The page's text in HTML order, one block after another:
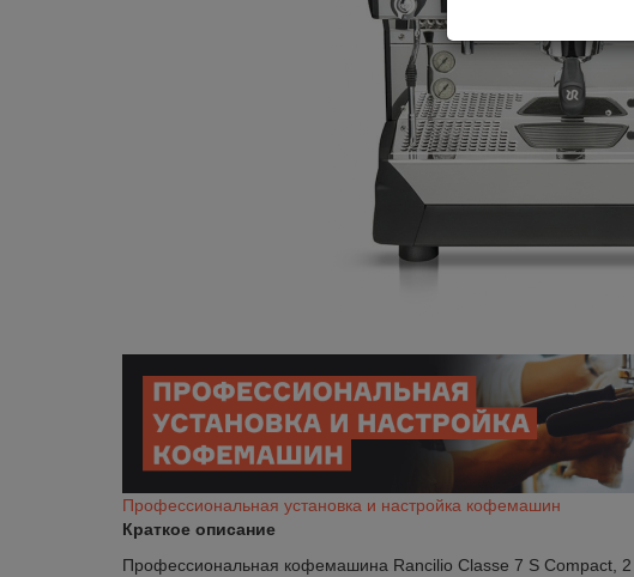
Профессиональная установка и настройка кофемашин
Краткое описание
Профессиональная кофемашина Rancilio Classe 7 S Compact, 2